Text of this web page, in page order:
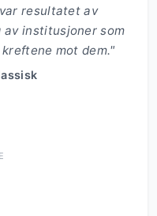
resultatet av
av institusjoner som
mot dem."